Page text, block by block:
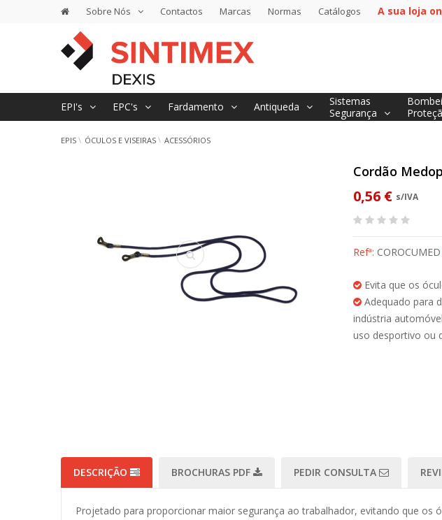
Sobre Nós Contactos Marcas Normas Catálogos A sua loja
EPI's EPC's Fardamento Antiqueda
Sistemas
Segurança
EPIS ÓCULOS E VISEIRAS ACESSÓRIOS
Cordão
0,56 € s/IVA
Refª: COROCUMED
Evita que os
Adequado para
indústria
uso desportivo ou
DESCRIÇÃO BROCHURAS PDF PEDIR CONSULTA
Projetado para proporcionar maior segurança ao trabalhador, evitando que